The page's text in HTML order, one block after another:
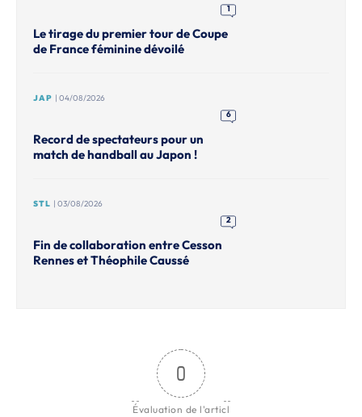
1
Le tirage du premier tour de Coupe
de France féminine dévoilé
JAP | 04/08/2026
6
Record de spectateurs pour un
match de handball au Japon !
STL | 03/08/2026
2
Fin de collaboration entre Cesson
Rennes et Théophile Caussé
0
Évaluation de l'articl